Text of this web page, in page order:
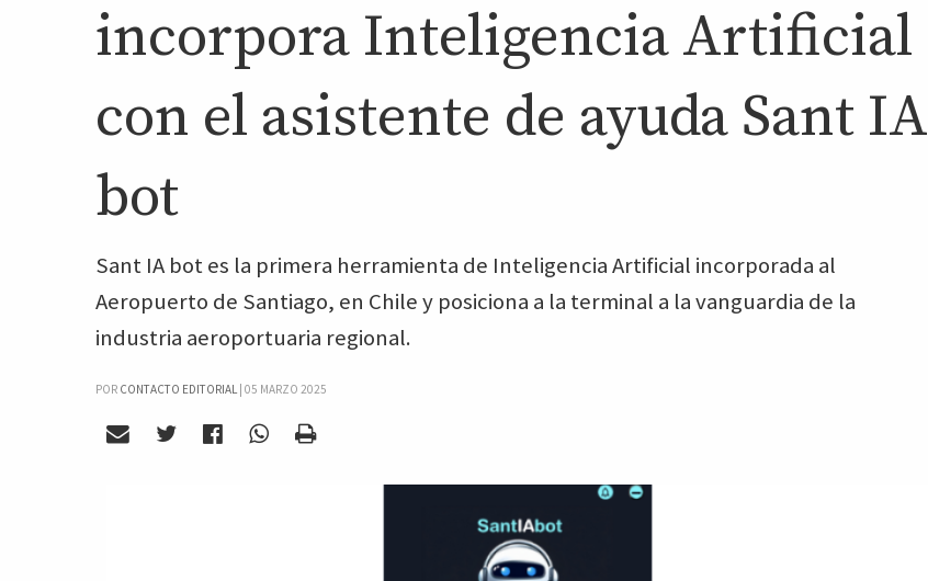
incorpora Inteligencia Artificial
con el asistente de ayuda Sant IA
bot
Sant IA bot es la primera herramienta de Inteligencia Artificial incorporada al
Aeropuerto de Santiago, en Chile y posiciona a la terminal a la vanguardia de la
industria aeroportuaria regional.
POR CONTACTO EDITORIAL | 05 MARZO 2025